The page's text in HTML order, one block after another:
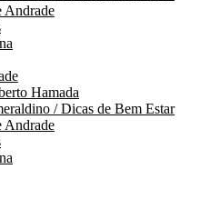
Andrade
Hamada
/ Dicas de Bem Estar
Andrade